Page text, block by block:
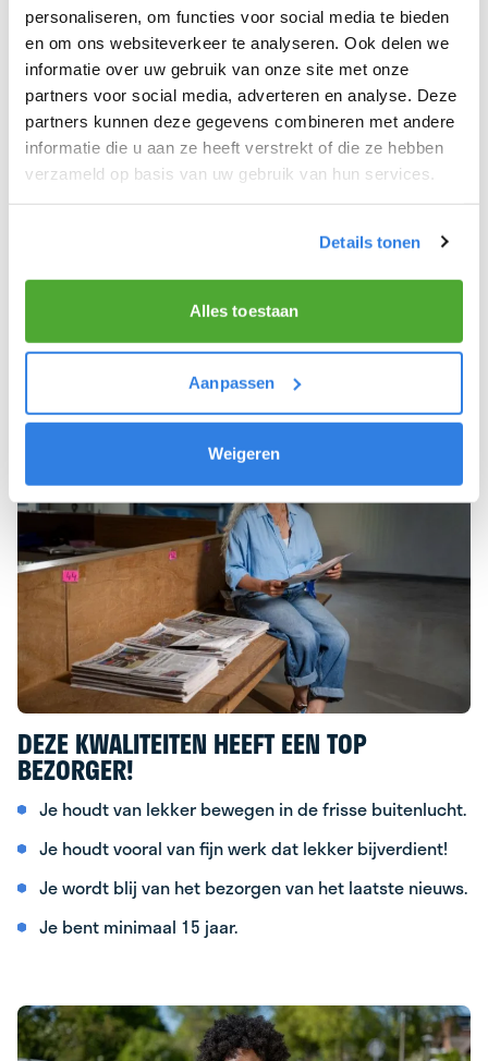
personaliseren, om functies voor social media te bieden
en om ons websiteverkeer te analyseren. Ook delen we
informatie over uw gebruik van onze site met onze
partners voor social media, adverteren en analyse. Deze
partners kunnen deze gegevens combineren met andere
informatie die u aan ze heeft verstrekt of die ze hebben
verzameld op basis van uw gebruik van hun services.
Details tonen
Alles toestaan
Aanpassen
Weigeren
bezorgt meerdere dagbladen waaronder De
Telegraaf, Volkskrant en AD. Op het depot ontvang
je tevens je ‘looplijst’. Hierop vind je de adressen
van de abonnees in jouw bezorggebied. Vanaf het
depot stap je weer op je fiets en bezorg je de
abonnees het nieuws van de dag!
07:00 uur ’s ochtends en op zaterdag voor 09:00
DEZE KWALITEITEN HEEFT EEN TOP
BEZORGER!
Je houdt van lekker bewegen in de frisse buitenlucht.
Je houdt vooral van fijn werk dat lekker bijverdient!
Je wordt blij van het bezorgen van het laatste nieuws.
Je bent minimaal 15 jaar.